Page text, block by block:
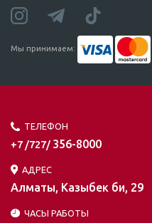
Мы принимаем:
ТЕЛЕФОН
+7 /727/ 356-8000
АДРЕС
Алматы, Казыбек би, 29
ЧАСЫ РАБОТЫ